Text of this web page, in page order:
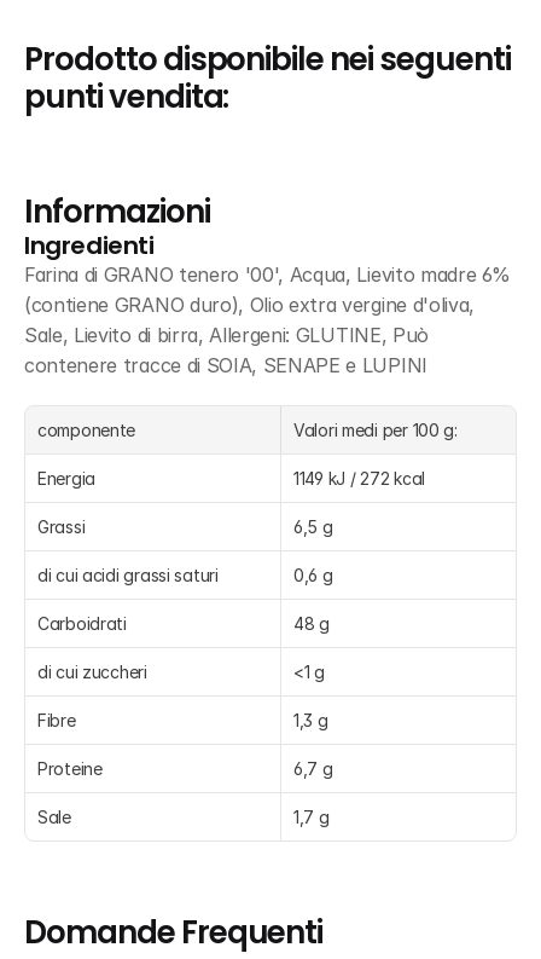
Prodotto disponibile nei seguenti
punti vendita:
Informazioni
Ingredienti
Farina di GRANO tenero '00', Acqua, Lievito madre 6%
(contiene GRANO duro), Olio extra vergine d'oliva,
Sale, Lievito di birra, Allergeni: GLUTINE, Può
contenere tracce di SOIA, SENAPE e LUPINI
componente Valori medi per 100 g:
Energia 1149 kJ / 272 kcal
Grassi 6,5 g
di cui acidi grassi saturi 0,6 g
Carboidrati 48 g
di cui zuccheri <1 g
Fibre 1,3 g
Proteine 6,7 g
Sale 1,7 g
Domande Frequenti